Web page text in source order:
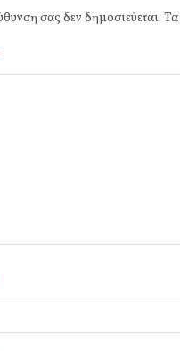
σας δεν δημοσιεύεται. Τα